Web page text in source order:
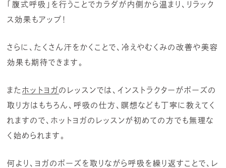
「腹式呼吸」を行うことでカラダが内側から温まり、リラック
ス効果もアップ！
さらに、たくさん汗をかくことで、冷えやむくみの改善や美容
効果も期待できます。
また ホットヨガ のレッスンでは、インストラクターがポーズの
取り方はもちろん、呼吸の仕方、瞑想なども丁寧に教えてく
れますので、ホットヨガのレッスンが初めての方でも無理な
く始められます。
何より、ヨガのポーズを取りながら呼吸を繰り返すことで、レ